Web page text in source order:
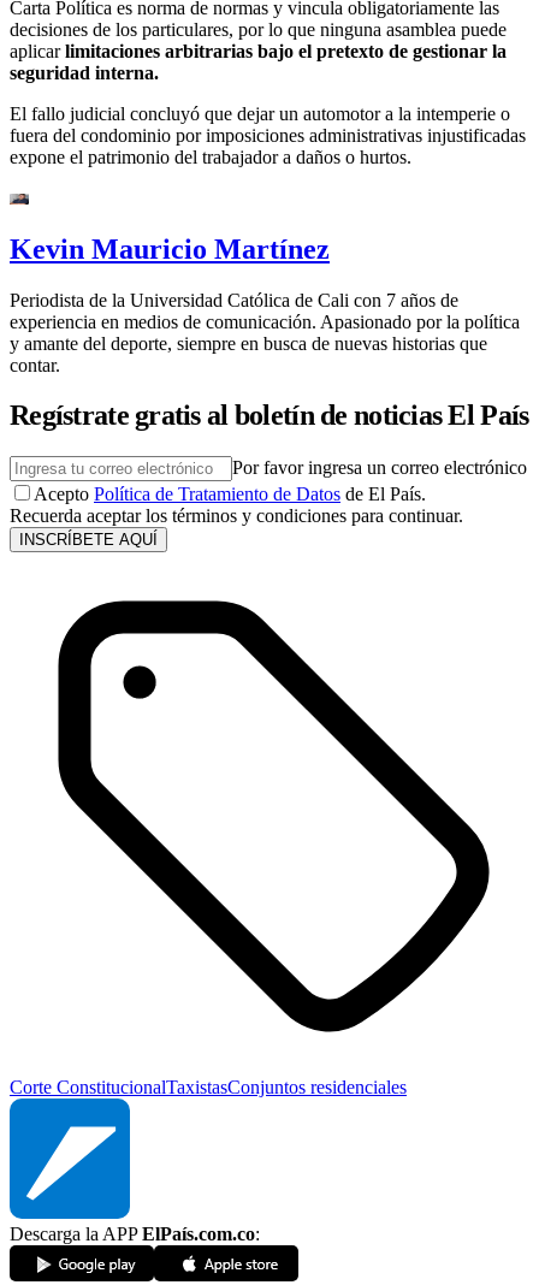
Carta Política es norma de normas y vincula obligatoriamente las
decisiones de los particulares, por lo que ninguna asamblea puede
aplicarlimitaciones arbitrarias bajo el pretexto de gestionar la
seguridad interna.
El fallo judicial concluyó que dejar un automotor a la intemperie o
fuera del condominio por imposiciones administrativas injustificadas
expone el patrimonio del trabajador a daños o hurtos.
Kevin Mauricio Martínez
Periodista de la Universidad Católica de Cali con 7 años de
experiencia en medios de comunicación. Apasionado por la política
y amante del deporte, siempre en busca de nuevas historias que
contar.
Regístrate gratis al boletín de noticias El País
Por favor ingresa un correo electrónico
Acepto Política de Tratamiento de Datos de El País.
Recuerda aceptar los términos y condiciones para continuar.
INSCRÍBETE AQUÍ
Corte ConstitucionalTaxistasConjuntos residenciales
Descarga la APPElPaís.com.co: